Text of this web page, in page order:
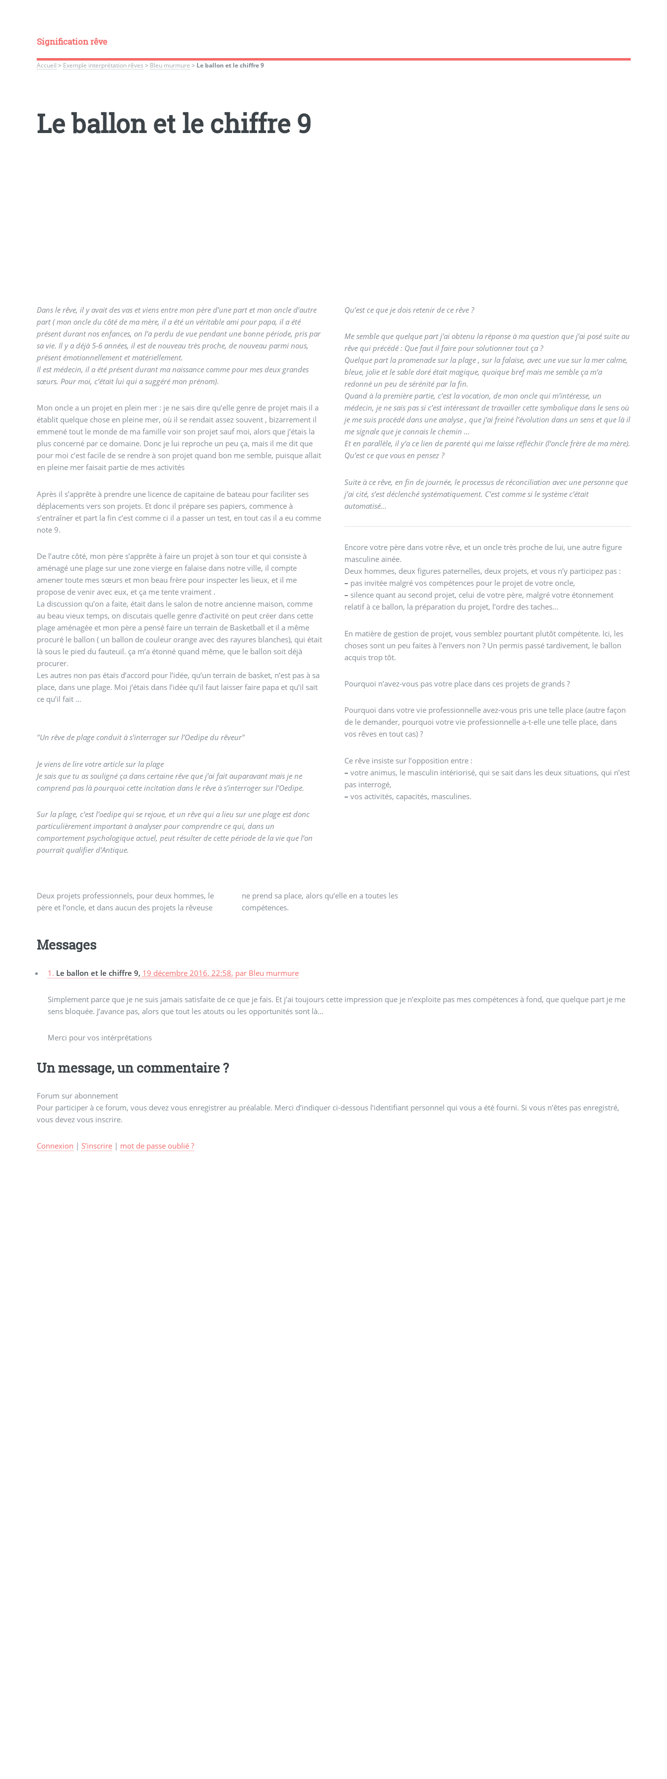
Signification rêve
Accueil > Exemple interprétation rêves > Bleu murmure > Le ballon et le chiffre 9
Le ballon et le chiffre 9
Dans le rêve, il y avait des vas et viens entre mon père d’une part et mon oncle d’autre
part ( mon oncle du côté de ma mère, il a été un véritable ami pour papa, il a été
présent durant nos enfances, on l’a perdu de vue pendant une bonne période, pris par
sa vie. Il y a déjà 5-6 années, il est de nouveau très proche, de nouveau parmi nous,
présent émotionnellement et matériellement.
Il est médecin, il a été présent durant ma naissance comme pour mes deux grandes
sœurs. Pour moi, c’était lui qui a suggéré mon prénom).
Mon oncle a un projet en plein mer : je ne sais dire qu’elle genre de projet mais il a
établit quelque chose en pleine mer, où il se rendait assez souvent , bizarrement il
emmené tout le monde de ma famille voir son projet sauf moi, alors que j’étais la
plus concerné par ce domaine. Donc je lui reproche un peu ça, mais il me dit que
pour moi c’est facile de se rendre à son projet quand bon me semble, puisque allait
en pleine mer faisait partie de mes activités
Après il s’apprête à prendre une licence de capitaine de bateau pour faciliter ses
déplacements vers son projets. Et donc il prépare ses papiers, commence à
s’entraîner et part la fin c’est comme ci il a passer un test, en tout cas il a eu comme
note 9.
De l’autre côté, mon père s’apprête à faire un projet à son tour et qui consiste à
aménagé une plage sur une zone vierge en falaise dans notre ville, il compte
amener toute mes sœurs et mon beau frère pour inspecter les lieux, et il me
propose de venir avec eux, et ça me tente vraiment .
La discussion qu’on a faite, était dans le salon de notre ancienne maison, comme
au beau vieux temps, on discutais quelle genre d’activité on peut créer dans cette
plage aménagée et mon père a pensé faire un terrain de Basketball et il a même
procuré le ballon ( un ballon de couleur orange avec des rayures blanches), qui était
là sous le pied du fauteuil. ça m’a étonné quand même, que le ballon soit déjà
procurer.
Les autres non pas étais d’accord pour l’idée, qu’un terrain de basket, n’est pas à sa
place, dans une plage. Moi j’étais dans l’idée qu’il faut laisser faire papa et qu’il sait
ce qu’il fait ...
"Un rêve de plage conduit à s’interroger sur l’Oedipe du rêveur"
Je viens de lire votre article sur la plage
Je sais que tu as souligné ça dans certaine rêve que j’ai fait auparavant mais je ne
comprend pas là pourquoi cette incitation dans le rêve à s’interroger sur l’Oedipe.
Sur la plage, c’est l’oedipe qui se rejoue, et un rêve qui a lieu sur une plage est donc
particulièrement important à analyser pour comprendre ce qui, dans un
comportement psychologique actuel, peut résulter de cette période de la vie que l’on
pourrait qualifier d’Antique.
Qu’est ce que je dois retenir de ce rêve ?
Me semble que quelque part j’ai obtenu la réponse à ma question que j’ai posé suite au
rêve qui précédé : Que faut il faire pour solutionner tout ça ?
Quelque part la promenade sur la plage , sur la falaise, avec une vue sur la mer calme,
bleue, jolie et le sable doré était magique, quoique bref mais me semble ça m’a
redonné un peu de sérénité par la fin.
Quand à la première partie, c’est la vocation, de mon oncle qui m’intéresse, un
médecin, je ne sais pas si c’est intéressant de travailler cette symbolique dans le sens où
je me suis procédé dans une analyse , que j’ai freiné l’évolution dans un sens et que là il
me signale que je connais le chemin ...
Et en parallèle, il y’a ce lien de parenté qui me laisse réfléchir (l’oncle frère de ma mère).
Qu’est ce que vous en pensez ?
Suite à ce rêve, en fin de journée, le processus de réconciliation avec une personne que
j’ai cité, s’est déclenché systématiquement. C’est comme si le système c’était
automatisé...
Encore votre père dans votre rêve, et un oncle très proche de lui, une autre figure
masculine ainée.
Deux hommes, deux figures paternelles, deux projets, et vous n’y participez pas :
– pas invitée malgré vos compétences pour le projet de votre oncle,
– silence quant au second projet, celui de votre père, malgré votre étonnement
relatif à ce ballon, la préparation du projet, l’ordre des taches...
En matière de gestion de projet, vous semblez pourtant plutôt compétente. Ici, les
choses sont un peu faites à l’envers non ? Un permis passé tardivement, le ballon
acquis trop tôt.
Pourquoi n’avez-vous pas votre place dans ces projets de grands ?
Pourquoi dans votre vie professionnelle avez-vous pris une telle place (autre façon
de le demander, pourquoi votre vie professionnelle a-t-elle une telle place, dans
vos rêves en tout cas) ?
Ce rêve insiste sur l’opposition entre :
– votre animus, le masculin intériorisé, qui se sait dans les deux situations, qui n’est
pas interrogé,
– vos activités, capacités, masculines.
Deux projets professionnels, pour deux hommes, le
père et l’oncle, et dans aucun des projets la rêveuse
ne prend sa place, alors qu’elle en a toutes les
compétences.
Messages
1. Le ballon et le chiffre 9, 19 décembre 2016, 22:58, par Bleu murmure
Simplement parce que je ne suis jamais satisfaite de ce que je fais. Et j’ai toujours cette impression que je n’exploite pas mes compétences à fond, que quelque part je me
sens bloquée. J’avance pas, alors que tout les atouts ou les opportunités sont là...
Merci pour vos intérprétations
Un message, un commentaire ?
Forum sur abonnement
Pour participer à ce forum, vous devez vous enregistrer au préalable. Merci d’indiquer ci-dessous l’identifiant personnel qui vous a été fourni. Si vous n’êtes pas enregistré,
vous devez vous inscrire.
Connexion | S’inscrire| mot de passe oublié ?